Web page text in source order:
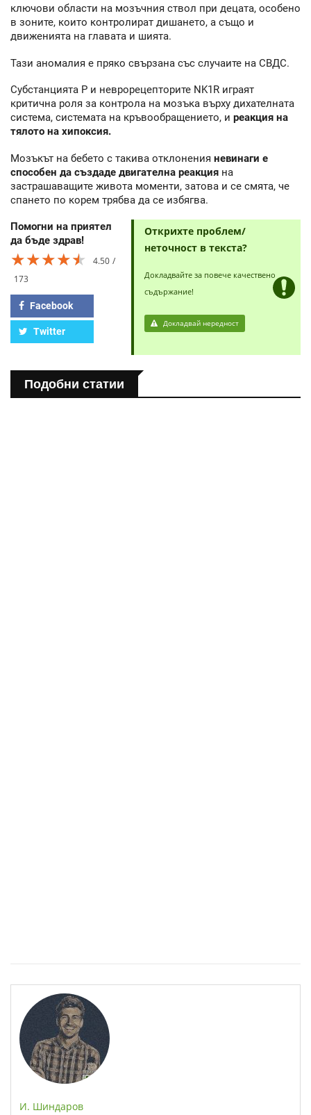
ключови области на мозъчния ствол при децата, особено
в зоните, които контролират дишането, а също и
движенията на главата и шията.
Тази аномалия е пряко свързана със случаите на СВДС.
Субстанцията Р и неврорецепторите NK1R играят
критична роля за контрола на мозъка върху дихателната
система, системата на кръвообращението, и реакция на
тялото на хипоксия.
Мозъкът на бебето с такива отклонения невинаги е
способен да създаде двигателна реакция на
застрашаващите живота моменти, затова и се смята, че
спането по корем трябва да се избягва.
Помогни на приятел
да бъде здрав!
★★★★★
★★★★★
★★★★★
4.50
173
Facebook
Twitter
Открихте проблем/
неточност в текста?
Докладвайте за повече качествено
съдържание!
Докладвай нередност
Подобни статии
И. Шиндаров